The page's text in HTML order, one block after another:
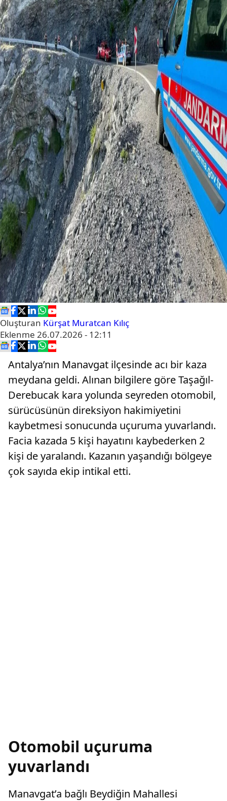
Oluşturan Kürşat Muratcan Kılıç
Eklenme 26.07.2026 - 12:11
Antalya’nın Manavgat ilçesinde acı bir kaza
meydana geldi. Alınan bilgilere göre Taşağıl-
Derebucak kara yolunda seyreden otomobil,
sürücüsünün direksiyon hakimiyetini
kaybetmesi sonucunda uçuruma yuvarlandı.
Facia kazada 5 kişi hayatını kaybederken 2
kişi de yaralandı. Kazanın yaşandığı bölgeye
çok sayıda ekip intikal etti.
Otomobil uçuruma
yuvarlandı
Manavgat’a bağlı Beydiğin Mahallesi